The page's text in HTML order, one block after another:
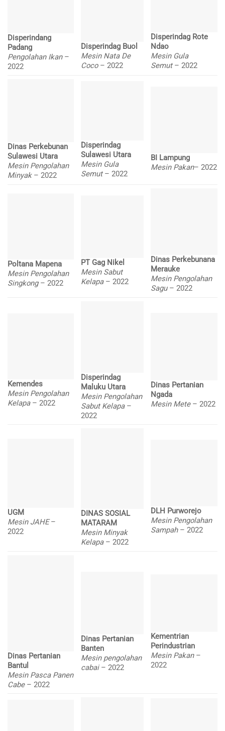
Disperindang
Padang
Pengolahan Ikan –
2022
Disperindag Buol
Mesin Nata De
Coco– 2022
Disperindag Rote
Ndao
Mesin Gula
Semut– 2022
Dinas Perkebunan
Sulawesi Utara
Mesin Pengolahan
Minyak– 2022
Disperindag
Sulawesi Utara
Mesin Gula
Semut– 2022
BI Lampung
Mesin Pakan– 2022
Poltana Mapena
Mesin Pengolahan
Singkong – 2022
PT Gag Nikel
Mesin Sabut
Kelapa – 2022
Dinas Perkebunana
Merauke
Mesin Pengolahan
Sagu – 2022
Kemendes
Mesin Pengolahan
Kelapa – 2022
Disperindag
Maluku Utara
Mesin Pengolahan
Sabut Kelapa –
2022
Dinas Pertanian
Ngada
Mesin Mete – 2022
UGM
Mesin JAHE–
2022
DINAS SOSIAL
MATARAM
Mesin Minyak
Kelapa – 2022
DLH Purworejo
Mesin Pengolahan
Sampah – 2022
Dinas Pertanian
Bantul
Mesin Pasca Panen
Cabe – 2022
Dinas Pertanian
Banten
Mesin pengolahan
cabai – 2022
Kementrian
Perindustrian
Mesin Pakan –
2022